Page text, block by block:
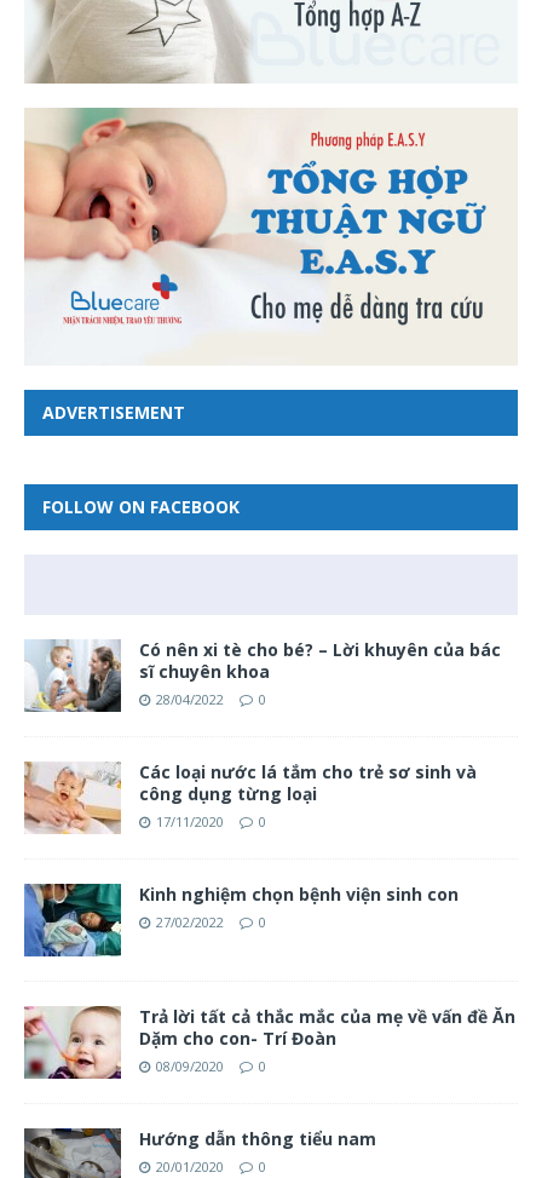
ADVERTISEMENT
FOLLOW ON FACEBOOK
Có nên xi tè cho bé? – Lời khuyên của bác
sĩ chuyên khoa
28/04/2022 0
Các loại nước lá tắm cho trẻ sơ sinh và
công dụng từng loại
17/11/2020 0
Kinh nghiệm chọn bệnh viện sinh con
27/02/2022 0
Trả lời tất cả thắc mắc của mẹ về vấn đề Ăn
Dặm cho con- Trí Đoàn
08/09/2020 0
Hướng dẫn thông tiểu nam
20/01/2020 0